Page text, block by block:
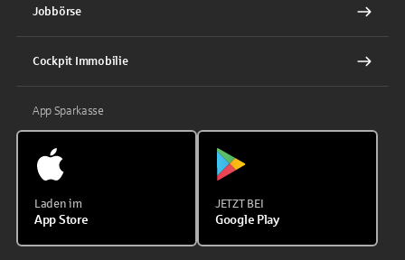
Jobbörse
Cockpit Immobilie
App Sparkasse
Laden im
App Store
JETZT BEI
Google Play